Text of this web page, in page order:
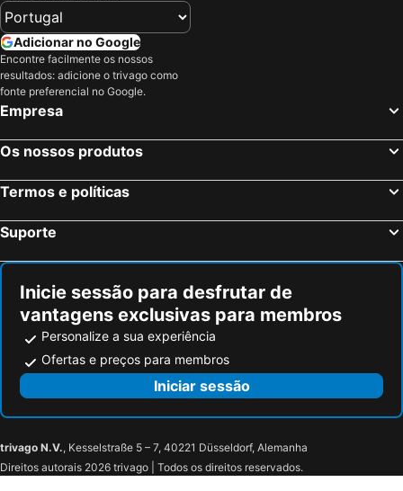
Gargnano, bed and breakfasts
San Felice del Benaco, bed and breakfasts
Esine, bed and breakfasts
Seriate, bed and breakfasts
Clusone, bed and breakfasts
Bracca, bed and breakfasts
Darfo Boario Terme, bed and breakfasts
Monasterolo del Castello, bed and breakfasts
Vigano San Martino, bed and breakfasts
Castione Andevenno, bed and breakfasts
Capo di Ponte, bed and breakfasts
Adicionar no Google
Encontre facilmente os nossos
resultados: adicione o trivago como
fonte preferencial no Google.
Empresa
Os nossos produtos
Termos e políticas
Suporte
Inicie sessão para desfrutar de
vantagens exclusivas para membros
Personalize a sua experiência
Ofertas e preços para membros
Iniciar sessão
trivago N.V., Kesselstraße 5 – 7, 40221 Düsseldorf, Alemanha
Direitos autorais 2026 trivago | Todos os direitos reservados.